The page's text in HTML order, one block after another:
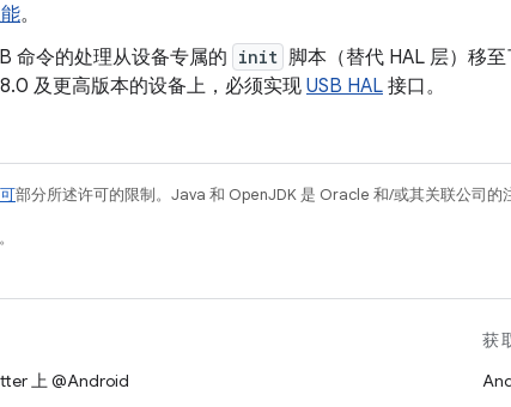
。
命令的处理从设备专属的 init 脚本（替代 HAL 层）移
及更高版本的设备上，必须实现 USB HAL 接口。
部分所述许可的限制。Java 和 OpenJDK 是 Oracle 和/或其关联公司的
上 @Android
获